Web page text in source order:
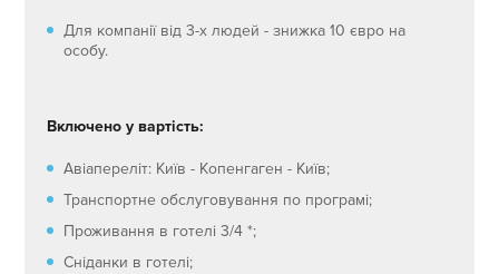
Для компанії від 3-х людей - знижка 10 євро на
особу.
Включено у вартість:
Авіапереліт: Київ - Копенгаген - Київ;
Транспортне обслуговування по програмі;
Проживання в готелі 3/4 *;
Сніданки в готелі;